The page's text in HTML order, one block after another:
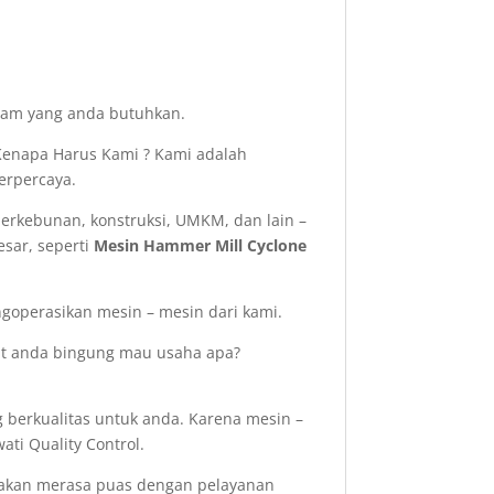
yang anda butuhkan.
Harus Kami ? Kami adalah
konstruksi, UMKM, dan lain –
seperti Mesin Hammer Mill Cyclone
mesin – mesin dari kami.
anda bingung mau usaha apa?
untuk anda. Karena mesin –
Quality Control.
merasa puas dengan pelayanan